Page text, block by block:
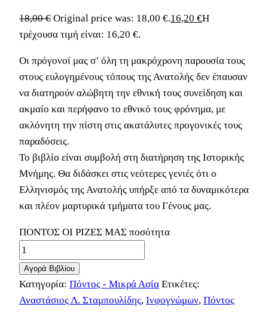
18,00€ Original price was: 18,00 €.16,20 €Η
τρέχουσα τιμή είναι: 16,20 €.
Οι πρόγονοί μας σ’ όλη τη μακρόχρονη παρουσία τους
στους ευλογημένους τόπους της Ανατολής δεν έπαυσαν
να διατηρούν αλώβητη την εθνική τους συνείδηση και
ακμαίο και περήφανο το εθνικό τους φρόνημα, με
ακλόνητη την πίστη στις ακατάλυτες προγονικές τους
παραδόσεις.
Το βιβλίο είναι συμβολή στη διατήρηση της Ιστορικής
Μνήμης. Θα διδάσκει στις νεότερες γενιές ότι ο
Ελληνισμός της Ανατολής υπήρξε από τα δυναμικότερα
και πλέον μαρτυρικά τμήματα του Γένους μας.
ΠΟΝΤΟΣ ΟΙ ΡΙΖΕΣ ΜΑΣ ποσότητα
Αγορά Βιβλίου
Κατηγορία: Πόντος - Μικρά Ασία Ετικέτες:
Αναστάσιος Λ. Σταμπουλίδης, Ινφογνώμων, Πόντος